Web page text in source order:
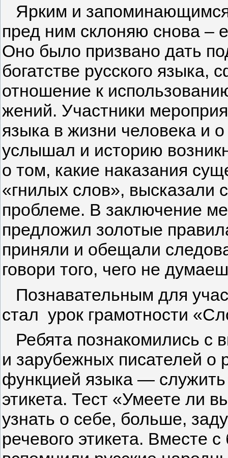
Ярким и запоминающимся
пред ним склоняю снова –
Оно было призвано дать
богатстве русского языка,
отношение к
жений. Участники
языка в жизни человека и
услышал и историю
о том, какие наказания
«гнилых слов», высказали
проблеме. В за­ключение
предложил золотые
приняли и обещали
говори того, чего не
Познавательным для
стал урок грамотности
Ребята познакоми­лись с
и зарубежных писателей о
функцией языка —
этикета. Тест «Умеете ли
узнать о себе, больше,
речевого этикета. Вместе